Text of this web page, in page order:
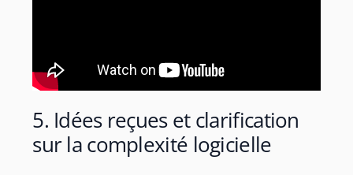
5. Idées reçues et clarification
sur la complexité logicielle